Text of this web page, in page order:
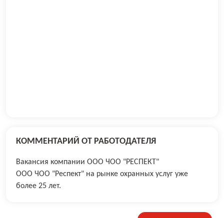
КОММЕНТАРИЙ ОТ РАБОТОДАТЕЛЯ
Вакансия компании ООО ЧОО "РЕСПЕКТ"
ООО ЧОО "Респект" на рынке охранных услуг уже
более 25 лет.